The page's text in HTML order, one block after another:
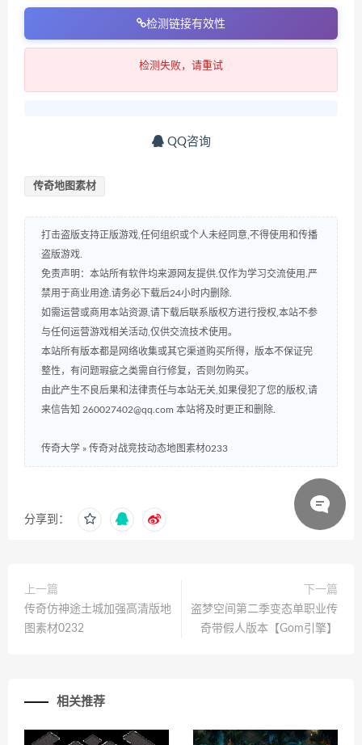
检测链接有效性
检测失败，请重试
QQ咨询
传奇地图素材
打击盗版支持正版游戏,任何组织或个人未经同意,不得使用和传播
盗版游戏.
免责声明：本站所有软件均来源网友提供.仅作为学习交流使用.严
禁用于商业用途.请务必下载后24小时内删除.
如需运营或商用本站资源,请下载后联系版权方进行授权,本站不参
与任何运营游戏相关活动,仅供交流技术使用。
本站所有版本都是网络收集或其它渠道购买所得，版本不保证完
整性，有问题瑕疵之类需自行修复，否则勿购买。
由此产生不良后果和法律责任与本站无关,如果侵犯了您的版权,请
来信告知 260027402@qq.com 本站将及时更正和删除.
传奇大学 » 传奇对战竞技动态地图素材0233
分享到：
上一篇
传奇仿神途土城加强高清版地
图素材0232
下一篇
盗梦空间第二季变态单职业传
奇带假人版本【Gom引擎】
相关推荐